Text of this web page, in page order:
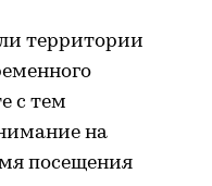
территории
с тем
на
посещения